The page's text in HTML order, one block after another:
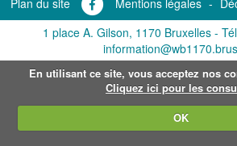
1 place A. Gilson, 1170 Bruxelles -
En utilisant ce site, vous acceptez nos
Cliquez ici pour les
OK